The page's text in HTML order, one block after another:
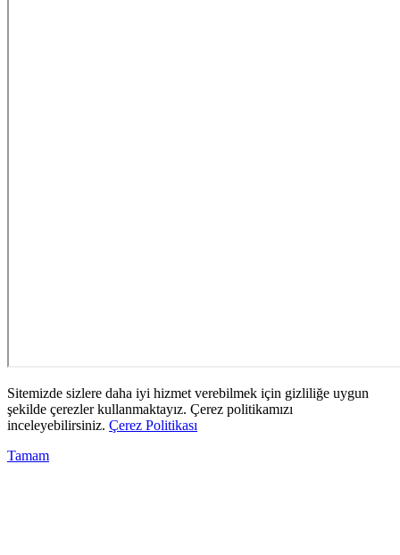
Sitemizde sizlere daha iyi hizmet verebilmek için gizliliğe uygun
şekilde çerezler kullanmaktayız. Çerez politikamızı
inceleyebilirsiniz. Çerez Politikası
Tamam